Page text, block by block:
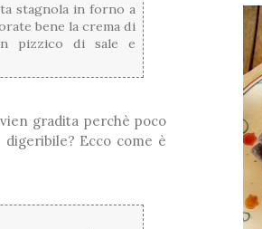
stagnola in forno a
bene la crema di
pizzico di sale e
gradita perchè poco
Ecco come è